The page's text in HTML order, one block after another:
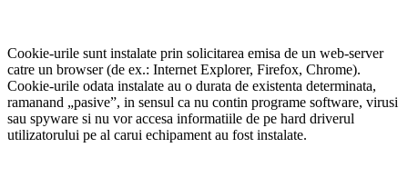
Cookie-urile sunt instalate prin solicitarea emisa de un web-server
catre un browser (de ex.: Internet Explorer, Firefox, Chrome).
Cookie-urile odata instalate au o durata de existenta determinata,
ramanand „pasive”, in sensul ca nu contin programe software, virusi
sau spyware si nu vor accesa informatiile de pe hard driverul
utilizatorului pe al carui echipament au fost instalate.